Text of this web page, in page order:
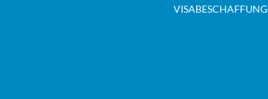
VISABESCHAFFUNG